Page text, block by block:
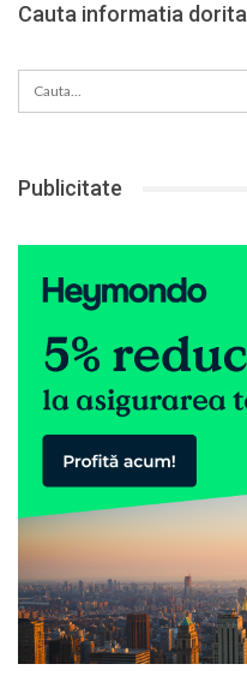
Cauta informatia dorita
Publicitate